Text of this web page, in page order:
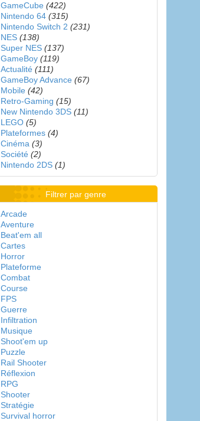
GameCube (422)
Nintendo 64 (315)
Nintendo Switch 2 (231)
NES (138)
Super NES (137)
GameBoy (119)
Actualité (111)
GameBoy Advance (67)
Mobile (42)
Retro-Gaming (15)
New Nintendo 3DS (11)
LEGO (5)
Plateformes (4)
Cinéma (3)
Société (2)
Nintendo 2DS (1)
Filtrer par genre
Arcade
Aventure
Beat'em all
Cartes
Horror
Plateforme
Combat
Course
FPS
Guerre
Infiltration
Musique
Shoot'em up
Puzzle
Rail Shooter
Réflexion
RPG
Shooter
Stratégie
Survival horror